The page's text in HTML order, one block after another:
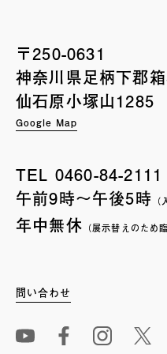
〒250-0631
神奈川県足柄下郡
仙石原小塚山1285
Google Map
TEL 0460-84-2111
午前9時〜午後5時
年中無休 （展示替えのため
問い合わせ